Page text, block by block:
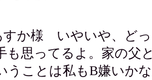
すか様 いやいや、ど
も思ってるよ。家の父
うことは私もB嫌いか